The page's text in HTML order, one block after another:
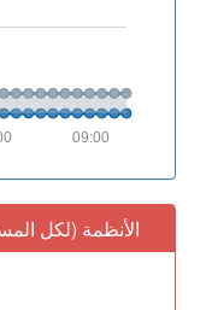
09:00
(الأنظمة (لكل